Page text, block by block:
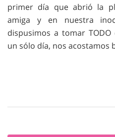
primer día que abrió la
amiga y en nuestra
dispusimos a tomar
un sólo día, nos acostamos